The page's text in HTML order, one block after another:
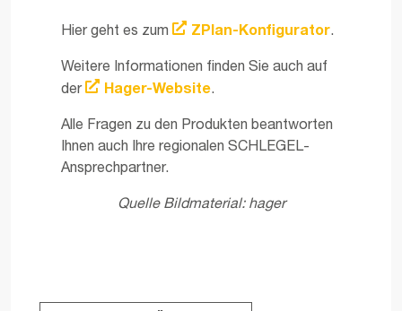
Hier geht es zum ZPlan-Konfigurator.
Weitere Informationen finden Sie auch auf
der
Hager-Website.
Alle Fragen zu den Produkten beantworten
Ihnen auch Ihre regionalen SCHLEGEL-
Ansprechpartner.
Quelle Bildmaterial: hager